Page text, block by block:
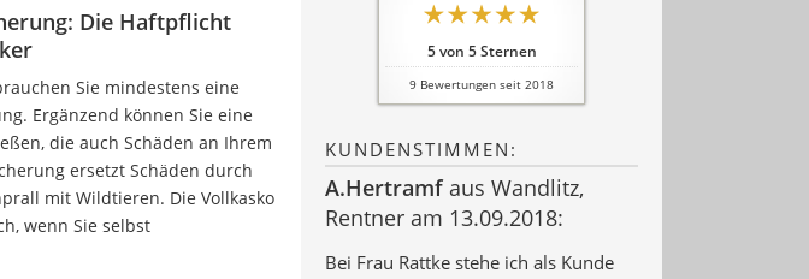
5von 5Sternen
9 Bewertungen seit 2018
KUNDENSTIMMEN:
A.Hertramfaus Wandlitz,
Rentner am 13.09.2018:
Bei Frau Rattke stehe ich als Kunde
Die Haftpflicht
Sie mindestens eine
Ergänzend können Sie eine
die auch Schäden an Ihrem
ersetzt Schäden durch
mit Wildtieren. Die Vollkasko
wenn Sie selbst